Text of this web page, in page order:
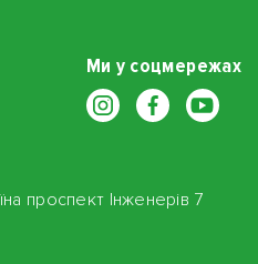
Ми у соцмережах
проспект Інженерів 7